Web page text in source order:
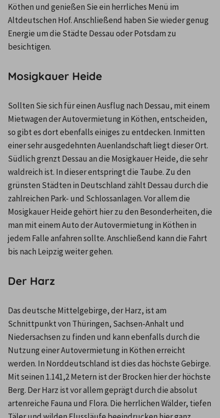
Köthen und genießen Sie ein herrliches Menü im
Altdeutschen Hof. Anschließend haben Sie wieder genug
Energie um die Städte Dessau oder Potsdam zu
besichtigen.
Mosigkauer Heide
Sollten Sie sich für einen Ausflug nach Dessau, mit einem
Mietwagen der Autovermietung in Köthen, entscheiden,
so gibt es dort ebenfalls einiges zu entdecken. Inmitten
einer sehr ausgedehnten Auenlandschaft liegt dieser Ort.
Südlich grenzt Dessau an die Mosigkauer Heide, die sehr
waldreich ist. In dieser entspringt die Taube. Zu den
grünsten Städten in Deutschland zählt Dessau durch die
zahlreichen Park- und Schlossanlagen. Vor allem die
Mosigkauer Heide gehört hier zu den Besonderheiten, die
man mit einem Auto der Autovermietung in Köthen in
jedem Falle anfahren sollte. Anschließend kann die Fahrt
bis nach Leipzig weiter gehen.
Der Harz
Das deutsche Mittelgebirge, der Harz, ist am
Schnittpunkt von Thüringen, Sachsen-Anhalt und
Niedersachsen zu finden und kann ebenfalls durch die
Nutzung einer Autovermietung in Köthen erreicht
werden. In Norddeutschland ist dies das höchste Gebirge.
Mit seinen 1.141,2 Metern ist der Brocken hier der höchste
Berg. Der Harz ist vor allem geprägt durch die absolut
artenreiche Fauna und Flora. Die herrlichen Wälder, tiefen